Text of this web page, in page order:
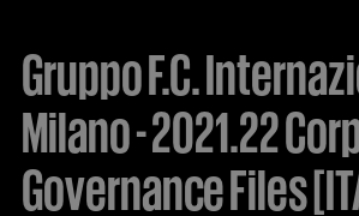
Gruppo F.C.
Milano - 2021.22
Governance Files